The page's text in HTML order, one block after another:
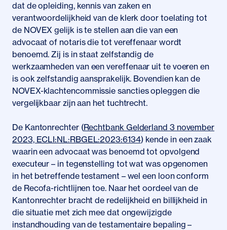
dat de opleiding, kennis van zaken en
verantwoordelijkheid van de klerk door toelating tot
de NOVEX gelijk is te stellen aan die van een
advocaat of notaris die tot vereffenaar wordt
benoemd. Zij is in staat zelfstandig de
werkzaamheden van een vereffenaar uit te voeren en
is ook zelfstandig aansprakelijk. Bovendien kan de
NOVEX-klachtencommissie sancties opleggen die
vergelijkbaar zijn aan het tuchtrecht.
De Kantonrechter (Rechtbank Gelderland 3 november
2023, ECLI:NL:RBGEL:2023:6134) kende in een zaak
waarin een advocaat was benoemd tot opvolgend
executeur – in tegenstelling tot wat was opgenomen
in het betreffende testament – wel een loon conform
de Recofa-richtlijnen toe. Naar het oordeel van de
Kantonrechter bracht de redelijkheid en billijkheid in
die situatie met zich mee dat ongewijzigde
instandhouding van de testamentaire bepaling –